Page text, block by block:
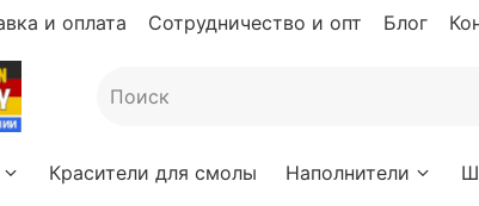
и оплата Сотрудничество и опт Блог
Красители для смолы Наполнители